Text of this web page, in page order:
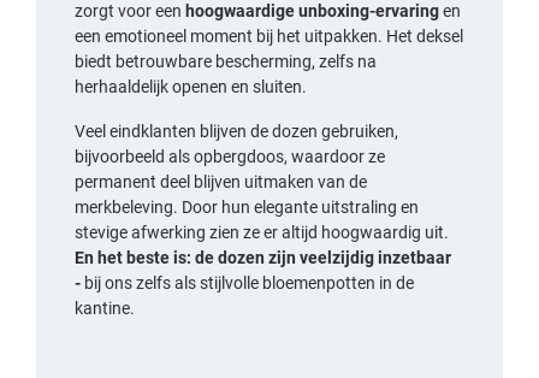
zorgt voor een hoogwaardige unboxing-ervaringen
een emotioneel moment bij het uitpakken. Het deksel
biedt betrouwbare bescherming, zelfs na
herhaaldelijk openen en sluiten.
Veel eindklanten blijven de dozen gebruiken,
bijvoorbeeld als opbergdoos, waardoor ze
permanent deel blijven uitmaken van de
merkbeleving. Door hun elegante uitstraling en
stevige afwerking zien ze er altijd hoogwaardig uit.
En het beste is: de dozen zijn veelzijdig inzetbaar
- bij ons zelfs als stijlvolle bloemenpotten in de
kantine.